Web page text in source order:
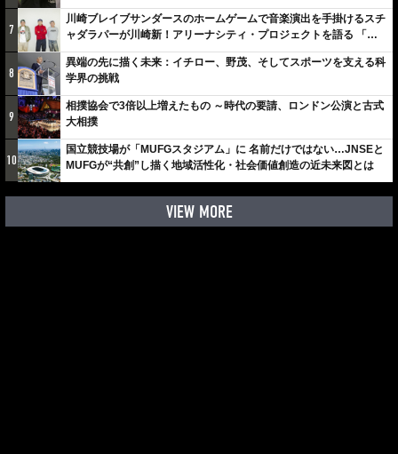
7
川崎ブレイブサンダースのホームゲームで音楽演出を手掛けるスチ
ャダラパーが川崎新！アリーナシティ・プロジェクトを語る 「楽
しみでしかないでしょ。川崎は、ずっと成長曲線だから」
8
異端の先に描く未来：イチロー、野茂、そしてスポーツを支える科
学界の挑戦
9
相撲協会で3倍以上増えたもの ～時代の要請、ロンドン公演と古式
大相撲
10
国立競技場が「MUFGスタジアム」に 名前だけではない…JNSEと
MUFGが“共創”し描く地域活性化・社会価値創造の近未来図とは
VIEW MORE